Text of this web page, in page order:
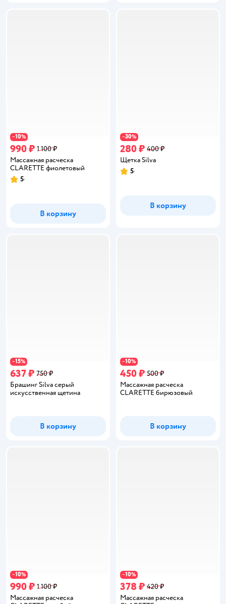
−10%
990 ₽ 1 100 ₽
Массажная расческа
CLARETTE фиолетовый
Рейтинг:
5
В корзину
−30%
280 ₽ 400 ₽
Щетка Silva
Рейтинг:
5
В корзину
−15%
637 ₽ 750 ₽
Брашинг Silva серый
искусственная щетина
В корзину
−10%
450 ₽ 500 ₽
Массажная расческа
CLARETTE бирюзовый
В корзину
−10%
990 ₽ 1 100 ₽
Массажная расческа
−10%
378 ₽ 420 ₽
Массажная расческа